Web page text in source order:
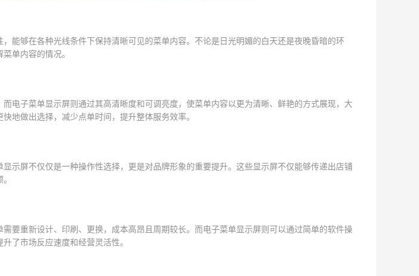
能够在各种光线条件下保持清晰可见的菜单内容。不论是日光明媚的白天还是夜晚昏暗的环
单内容的情况。
电子菜单显示屏则通过其高清晰度和可调亮度，使菜单内容以更为清晰、鲜艳的方式展现，大
地做出选择，减少点单时间，提升整体服务效率。
示屏不仅仅是一种操作性选择，更是对品牌形象的重要提升。这些显示屏不仅能够传递出店铺
要重新设计、印刷、更换，成本高昂且周期较长。而电子菜单显示屏则可以通过简单的软件操
了市场反应速度和经营灵活性。